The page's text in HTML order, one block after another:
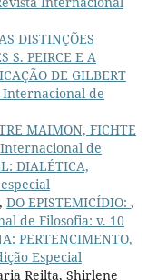
DISTINÇÕES
S. PEIRCE E A
DE GILBERT
Internacional de
MAIMON, FICHTE
de
DIALÉTICA,
DO EPISTEMICÍDIO: ,
de Filosofia: v. 10
PERTENCIMENTO,
Especial
Reilta, Shirlene